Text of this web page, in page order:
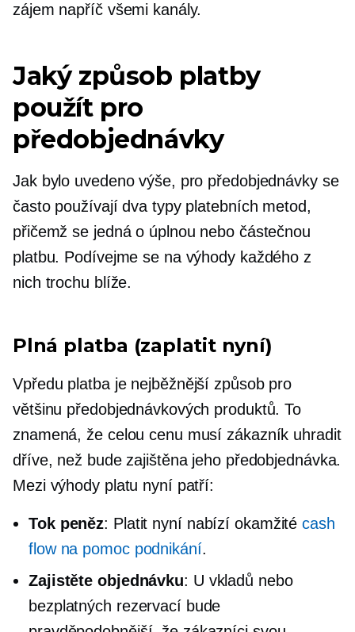
zájem napříč všemi kanály.
Jaký způsob platby
použít pro
předobjednávky
Jak bylo uvedeno výše, pro předobjednávky se
často používají dva typy platebních metod,
přičemž se jedná o úplnou nebo částečnou
platbu. Podívejme se na výhody každého z
nich trochu blíže.
Plná platba (zaplatit nyní)
Vpředu platba je nejběžnější způsob pro
většinu předobjednávkových produktů. To
znamená, že celou cenu musí zákazník uhradit
dříve, než bude zajištěna jeho předobjednávka.
Mezi výhody platu nyní patří:
Tok peněz: Platit nyní nabízí okamžitécash
flow na pomoc podnikání.
Zajistěte objednávku: U vkladů nebo
bezplatných rezervací bude